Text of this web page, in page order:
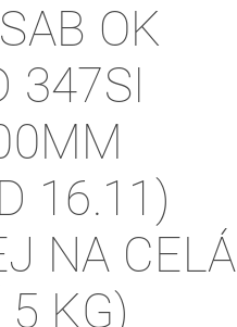
OK
347SI
16.11)
NA CELÁ
KG)